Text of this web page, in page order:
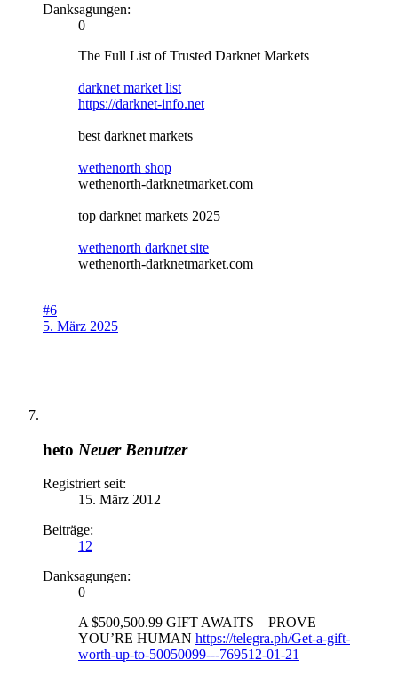
Danksagungen:
0
The Full List of Trusted Darknet Markets
darknet market list
https://darknet-info.net
best darknet markets
wethenorth shop
wethenorth-darknetmarket.com
top darknet markets 2025
wethenorth darknet site
wethenorth-darknetmarket.com
#6
5. März 2025
heto Neuer Benutzer
Registriert seit:
15. März 2012
Beiträge:
12
Danksagungen:
0
A $500,500.99 GIFT AWAITS—PROVE
YOU’RE HUMAN https://telegra.ph/Get-a-gift-
worth-up-to-50050099---769512-01-21